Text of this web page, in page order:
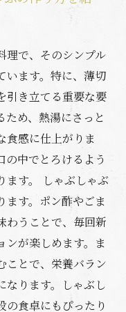
理で、そのシンプル
います。特に、薄切
引き立てる重要な要
め、熱湯にさっと
食感に仕上がりま
の中でとろけるよう
ます。 しゃぶしゃぶ
ます。ポン酢やごま
わうことで、毎回新
ンが楽しめます。ま
ことで、栄養バラン
なります。しゃぶし
の食卓にもぴったり